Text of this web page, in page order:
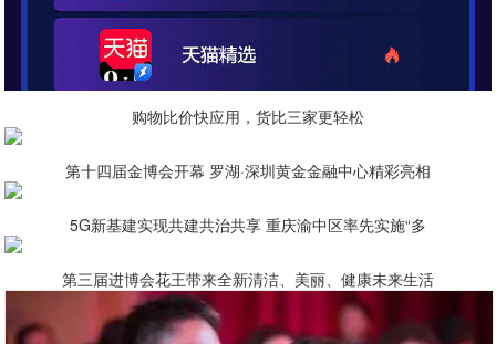
购物比价快应用，货比三家更轻松
第十四届金博会开幕 罗湖·深圳黄金金融中心精彩亮相
5G新基建实现共建共治共享 重庆渝中区率先实施“多
第三届进博会花王带来全新清洁、美丽、健康未来生活